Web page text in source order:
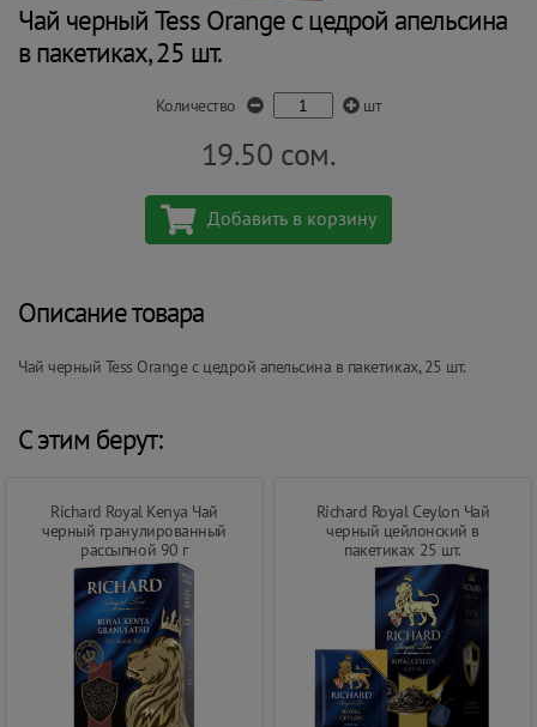
Чай черный Tess Orange с цедрой апельсина
в пакетиках, 25 шт.
Количество шт
19.50 сом.
Добавить в корзину
Описание товара
Чай черный Tess Orange с цедрой апельсина в пакетиках, 25 шт.
С этим берут:
Richard Royal Kenya Чай
черный гранулированный
рассыпной 90 г
Richard Royal Ceylon Чай
черный цейлонский в
пакетиках 25 шт.